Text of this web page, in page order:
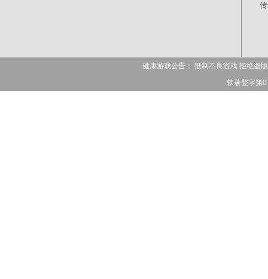
健康游戏公告： 抵制不良游戏 拒绝盗
软著登字第